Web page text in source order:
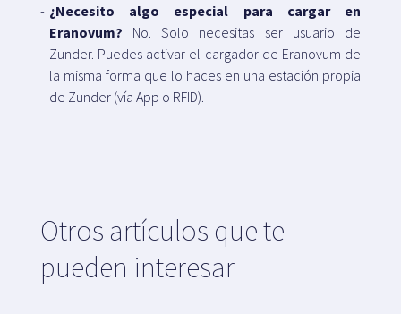
¿Necesito algo especial para cargar en
Eranovum? No. Solo necesitas ser usuario de
Zunder. Puedes activar el cargador de Eranovum de
la misma forma que lo haces en una estación propia
de Zunder (vía App o RFID).
Otros artículos que te
pueden interesar